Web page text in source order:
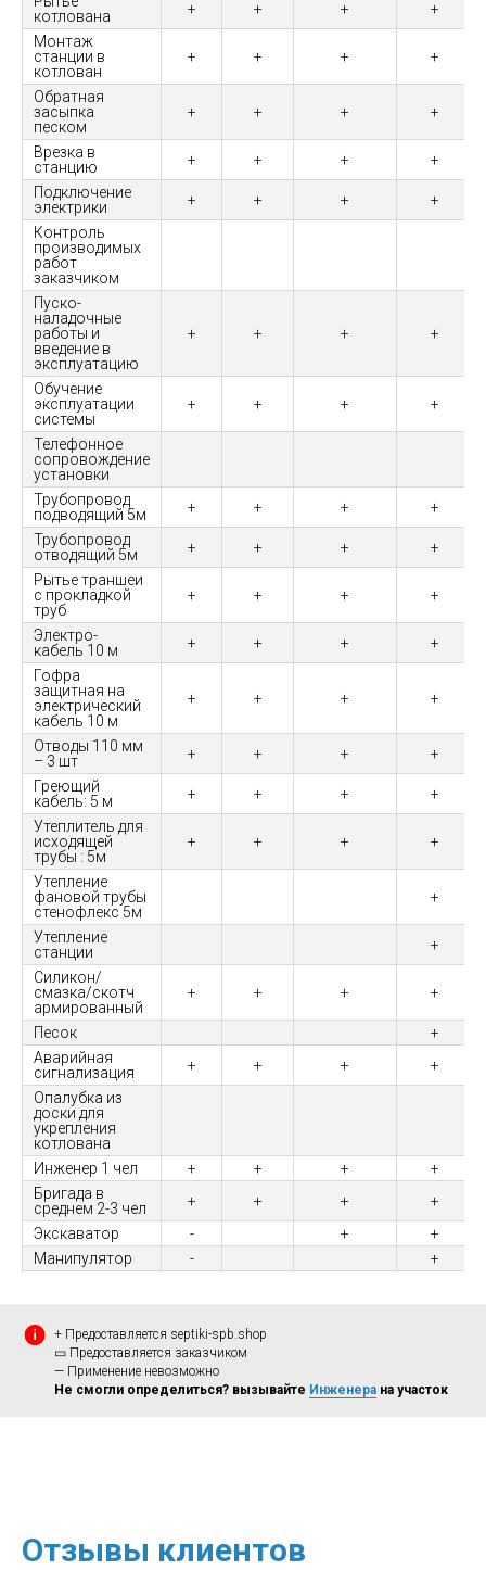
котлована
+ + +
+
Монтаж
станции в
котлован
+ + + +
Обратная
засыпка
песком
+ + + +
Врезка в
станцию
+ + +
+
Подключение
электрики
+ + +
+
Контроль
производимых
работ
заказчиком
Пуско-
наладочные
работы и
введение в
эксплуатацию
+ + + +
Обучение
эксплуатации
системы
+ + + +
Телефонное
сопровождение
установки
Трубопровод
подводящий 5м
+ + +
+
Трубопровод
отводящий 5м
+ + +
+
Рытье траншеи
с прокладкой
труб
+ + + +
Электро-
кабель 10 м
+ + +
+
Гофра
защитная на
электрический
кабель 10 м
+ + + +
Отводы 110 мм
– 3 шт
+ + +
+
Греющий
кабель: 5 м
+ + +
+
Утеплитель для
исходящей
трубы : 5м
+ + + +
Утепление
фановой трубы
стенофлекс 5м
+
Утепление
станции
+
Силикон/
смазка/скотч
армированный
+ + + +
Песок
+
Аварийная
сигнализация
+ + +
+
Опалубка из
доски для
укрепления
котлована
Инженер 1 чел
+ + +
+
Бригада в
среднем 2-3 чел
+ + +
+
Экскаватор
- +
+
Манипулятор
- +
+ Предоставляется septiki-spb.shop
▭ Предоставляется заказчиком
— Применение невозможно
Не смогли определиться? вызывайте Инженера на участок
Отзывы клиентов